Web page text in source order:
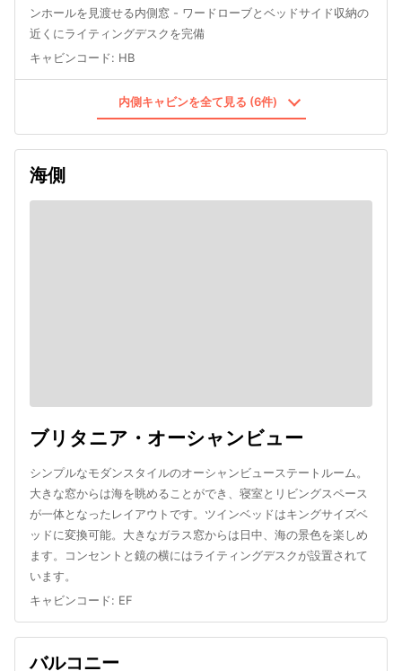
ンホールを見渡せる内側窓 - ワードローブとベッドサイド収納の
近くにライティングデスクを完備
キャビンコード: HB
内側キャビンを全て見る (6件)
海側
ブリタニア・オーシャンビュー
シンプルなモダンスタイルのオーシャンビューステートルーム。
大きな窓からは海を眺めることができ、寝室とリビングスペース
が一体となったレイアウトです。ツインベッドはキングサイズベ
ッドに変換可能。大きなガラス窓からは日中、海の景色を楽しめ
ます。コンセントと鏡の横にはライティングデスクが設置されて
います。
キャビンコード: EF
バルコニー